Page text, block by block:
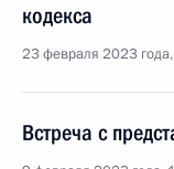
кодекса
23 февраля 2023
Встреча с